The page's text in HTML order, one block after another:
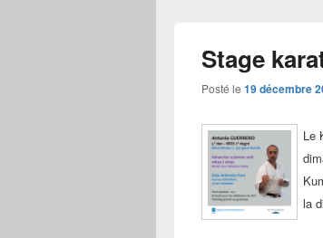
Stage
Posté le 19 décembre
Le
la